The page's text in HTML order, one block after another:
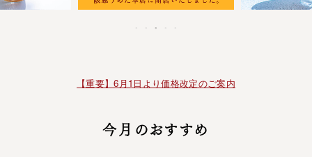
【重要】6月1日より価格改定のご案内
今月のおすすめ